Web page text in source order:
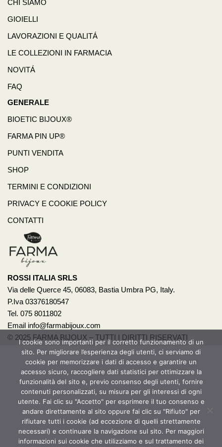
CHI SIAMO
GIOIELLI
LAVORAZIONI E QUALITÁ
LE COLLEZIONI IN FARMACIA
NOVITÁ
FAQ
GENERALE
BIOETIC BIJOUX®
FARMA PIN UP®
PUNTI VENDITA
SHOP
TERMINI E CONDIZIONI
PRIVACY E COOKIE POLICY
CONTATTI
ROSSI ITALIA SRLS
Via delle Querce 45, 06083, Bastia Umbra PG, Italy.
P.Iva 03376180547
Tel. 075 8011802
Email info@farmabijoux.com
© 2025 FARMA BIJOUX – TUTTI I DIRITTI RISERVATI
1522
BASTA VIOLENZA SULLE DONNE!
Per avere un aiuto o anche solo un consiglio chiama il 1522.
È un servizio pubblico promosso dalla presidenza del
Consiglio dei Ministri – Dipartimento per le Pari
Opportunità. Il numero è gratuito e attivo 24h su 24,
accoglie con operatrici specializzate le richieste di aiuto e
I cookie sono importanti per il corretto funzionamento di un
sito. Per migliorare l’esperienza degli utenti, ci serviamo di
cookie per memorizzare i dati di accesso e garantire un
accesso sicuro, raccogliere dati statistici per ottimizzare la
funzionalità del sito e, previo consenso degli utenti, fornire
contenuti personalizzati, su misura per gli interessi di ogni
utente. Fai clic su "Accetto" per esprimere il tuo consenso e
andare direttamente al sito oppure fai clic su "Rifiuto" per
rifiutare tutti i cookie (ad eccezione di quelli strettamente
necessari) e continuare la navigazione sul sito. Per maggiori
informazioni sui cookie che utilizziamo e sul trattamento dei